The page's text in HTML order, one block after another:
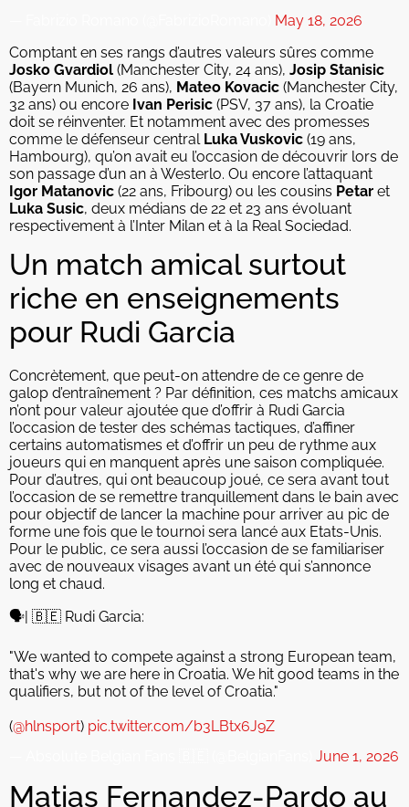
May 18, 2026
Comptant en ses rangs d’autres valeurs sûres comme
Josko Gvardiol (Manchester City, 24 ans), Josip Stanisic
(Bayern Munich, 26 ans), Mateo Kovacic (Manchester City,
32 ans) ou encore Ivan Perisic (PSV, 37 ans), la Croatie
doit se réinventer. Et notamment avec des promesses
comme le défenseur central Luka Vuskovic (19 ans,
Hambourg), qu’on avait eu l’occasion de découvrir lors de
son passage d’un an à Westerlo. Ou encore l’attaquant
Igor Matanovic (22 ans, Fribourg) ou les cousins Petar et
Luka Susic, deux médians de 22 et 23 ans évoluant
respectivement à l’Inter Milan et à la Real Sociedad.
Un match amical surtout
riche en enseignements
pour Rudi Garcia
Concrètement, que peut-on attendre de ce genre de
galop d’entraînement ? Par définition, ces matchs amicaux
n’ont pour valeur ajoutée que d’offrir à Rudi Garcia
l’occasion de tester des schémas tactiques, d’affiner
certains automatismes et d’offrir un peu de rythme aux
joueurs qui en manquent après une saison compliquée.
Pour d’autres, qui ont beaucoup joué, ce sera avant tout
l’occasion de se remettre tranquillement dans le bain avec
pour objectif de lancer la machine pour arriver au pic de
forme une fois que le tournoi sera lancé aux Etats-Unis.
Pour le public, ce sera aussi l’occasion de se familiariser
avec de nouveaux visages avant un été qui s’annonce
long et chaud.
🗣️| 🇧🇪 Rudi Garcia:
"We wanted to compete against a strong European team,
that's why we are here in Croatia. We hit good teams in the
qualifiers, but not of the level of Croatia."
(@hlnsport) pic.twitter.com/b3LBtx6J9Z
June 1, 2026
Matias Fernandez-Pardo au